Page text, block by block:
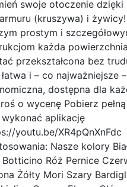
swoje otoczenie dzięki
(kruszywa) i
prostym i
każda
przekształcona bez
i – co najważniejsze –
dostępna dla
o wycenę Pobierz
aplikację
youtu.be/XR4pQnXnFdc
Nasze kolory
Botticino Róż Pernice
Żółty Mori Szary